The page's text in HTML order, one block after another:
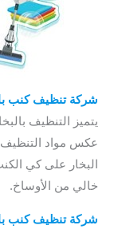
شركة تنظيف كنب
يتميز التنظيف
عكس مواد التنظيف
البخار على كي
خالي من الأوساخ.
شركة تنظيف كنب